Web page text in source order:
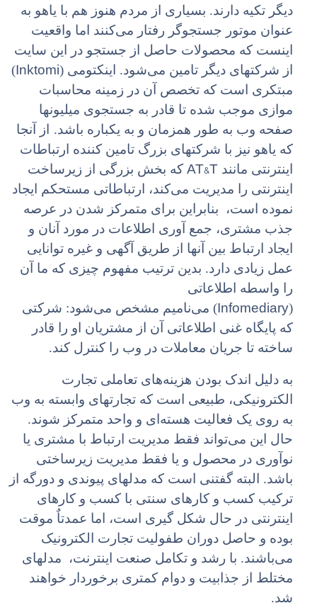
دیگر تکیه دارند. بسیاری از مردم هنوز هم با یاهو به
عنوان موتور جستجوگر رفتار می‌کنند اما واقعیت
اینست که محصولات حاصل از جستجو در این سایت
از شرکتهای دیگر تامین می‌شود. اینکتومی (Inktomi
)
مبتکری است که تخصص آن در زمینه محاسبات
موازی موجب شده تا قادر به جستجوی میلیونها
صفحه وب به طور همزمان و به یکباره باشد. از آنجا
که یاهو نیز با شرکتهای بزرگ تامین کننده ارتباطات
اینترنتی مانند AT&Tکه بخش بزرگی از زیرساخت
اینترنتی را مدیریت می‌کند، ارتباطاتی مستحکم ایجاد
نموده است، بنابراین برای متمرکز شدن در عرصه
جذب مشتری، جمع آوری اطلاعات در مورد آنان و
ایجاد ارتباط بین آنها از طریق آگهی و غیره توانایی
عمل زیادی دارد. بدین ترتیب مفهوم چیزی که ما آن
را واسطه اطلاعاتی
(
Infomediary) می‌نامیم مشخص می‌شود: شرکتی
که پایگاه غنی اطلاعاتی آن از مشتریان او را قادر
ساخته تا جریان معاملات در وب را کنترل کند.
به دلیل اندک بودن هزینه‌های تعاملی تجارت
الکترونیکی، طبیعی است که تجارتهای وابسته به وب
به روی یک فعالیت هسته‌ای و واحد متمرکز شوند.
حال این می‌تواند فقط مدیریت ارتباط با مشتری یا
نوآوری در محصول و یا فقط مدیریت زیرساختی
باشد. البته گفتنی است که مدلهای پیوندی و دورگه از
ترکیب کسب و کارهای سنتی با کسب و کارهای
اینترنتی در حال شکل گیری است، اما عمدتاٌ موقت
بوده و حاصل دوران طفولیت تجارت الکترونیک
می‌باشند. با رشد و تکامل صنعت اینترنت، مدلهای
مختلط از جذابیت و دوام کمتری برخوردار خواهند
شد.